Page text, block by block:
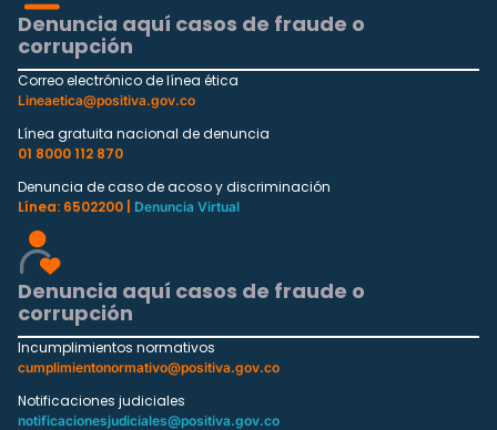
Denuncia aquí casos de fraude o
corrupción
Correo electrónico de línea ética
Lineaetica@positiva.gov.co
Línea gratuita nacional de denuncia
01 8000 112 870
Denuncia de caso de acoso y discriminación
Línea: 6502200 |
Denuncia Virtual
Denuncia aquí casos de fraude o
corrupción
Incumplimientos normativos
cumplimientonormativo@positiva.gov.co
Notificaciones judiciales
notificacionesjudiciales@positiva.gov.co